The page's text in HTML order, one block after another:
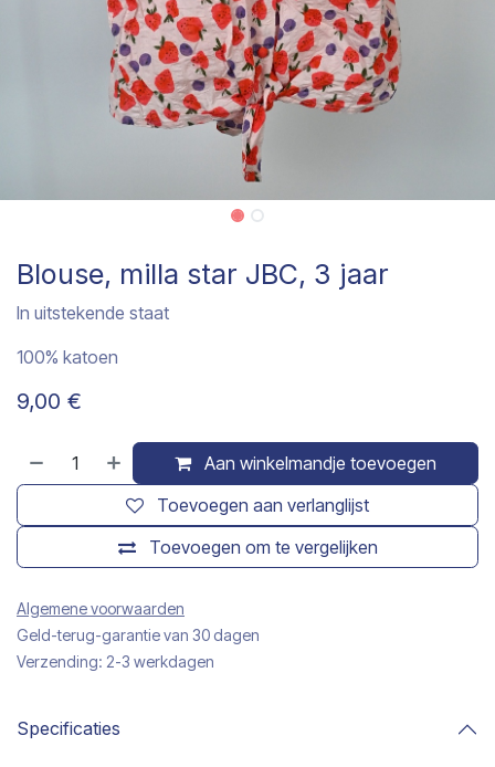
Blouse, milla star JBC, 3 jaar
In uitstekende staat
100% katoen
9,00 €
Aan winkelmandje toevoegen
Toevoegen om te vergelijken
Toevoegen aan verlanglijst
Algemene voorwaarden
Geld-terug-garantie van 30 dagen
Verzending: 2-3 werkdagen
Specificaties